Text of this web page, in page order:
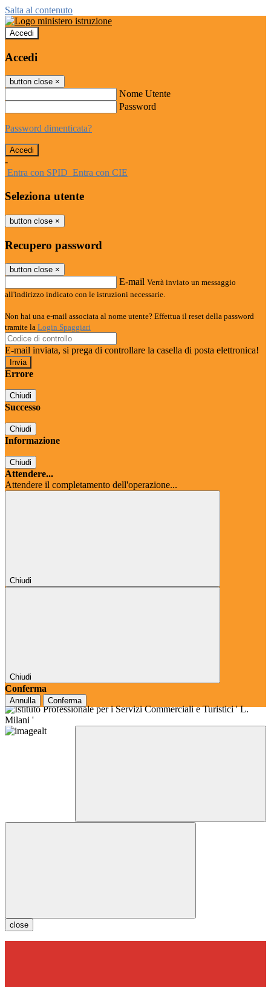
Salta al contenuto
Accedi
Accedi
button close ×
Nome Utente
Password
Password dimenticata?
-
Entra con SPID Entra con CIE
Seleziona utente
button close ×
Recupero password
button close ×
E-mail Verrà inviato un messaggio
all'indirizzo indicato con le istruzioni necessarie.
Non hai una e-mail associata al nome utente? Effettua il reset della password
tramite la Login Spaggiari
E-mail inviata, si prega di controllare la casella di posta elettronica!
Errore
Chiudi
Successo
Chiudi
Informazione
Chiudi
Attendere...
Attendere il completamento dell'operazione...
Chiudi
Chiudi
Conferma
Annulla Conferma
close